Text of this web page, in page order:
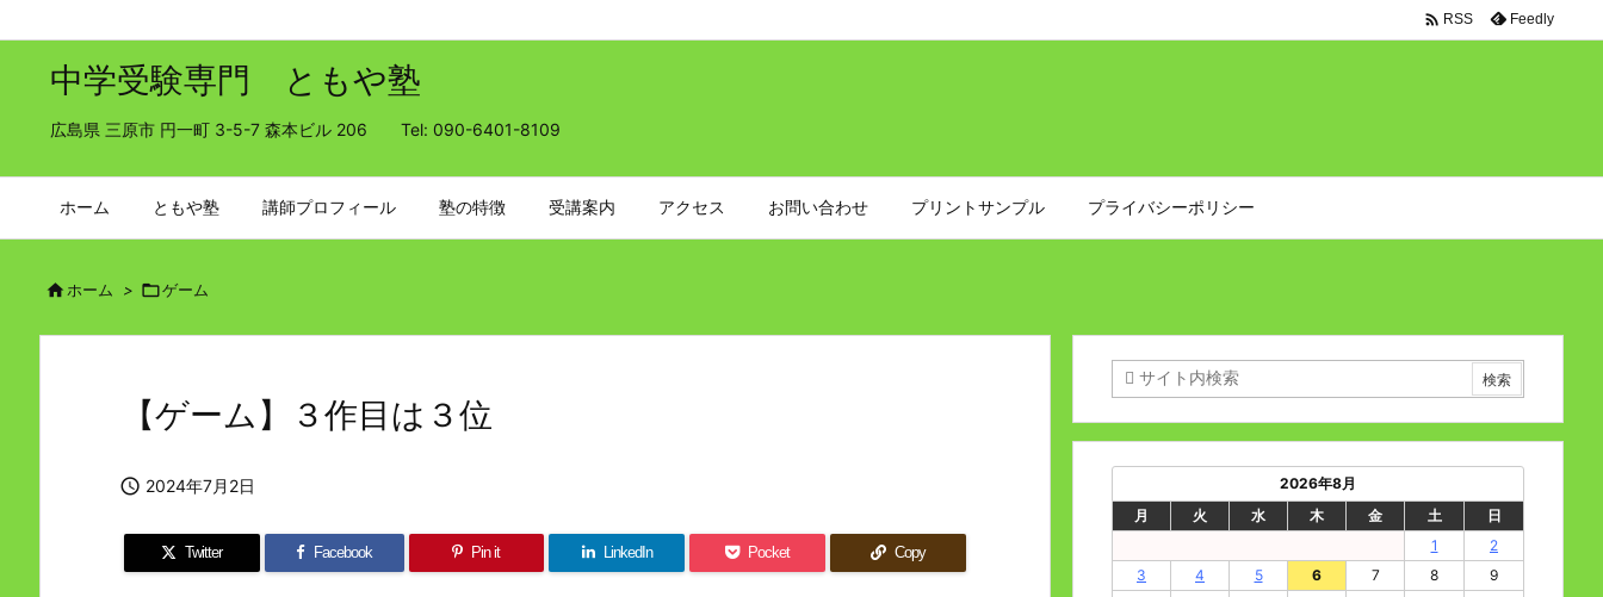
中学受験専門 ともや塾
広島県 三原市 円一町 3-5-7 森本ビル 206 Tel: 090-6401-8109
ホーム ともや塾 講師プロフィール 塾の特徴 受講案内 アクセス お問い合わせ プリントサンプル プライバシーポリシー
 RSS Feedly
 ホーム > ゲーム
【ゲーム】３作目は３位
 2024年7月2日
Twitter Facebook Pin it LinkedIn Pocket Copy
2026年8月
月
火 水 木 金 土
日
1
2
3
4 5 6 7 8
9